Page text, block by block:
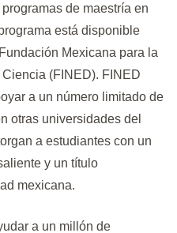
de maestría en
está disponible
Mexicana para la
(FINED). FINED
a un número limitado de
otras universidades del
a estudiantes con un
y un título
mexicana.
a un millón de